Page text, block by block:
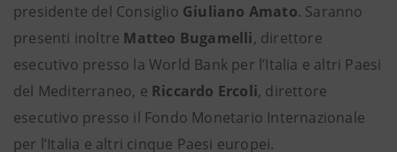
presidente del Consiglio Giuliano Amato. Saranno
presenti inoltre Matteo Bugamelli, direttore
esecutivo presso la World Bank per l’Italia e altri Paesi
del Mediterraneo, e Riccardo Ercoli, direttore
esecutivo presso il Fondo Monetario Internazionale
per l’Italia e altri cinque Paesi europei.